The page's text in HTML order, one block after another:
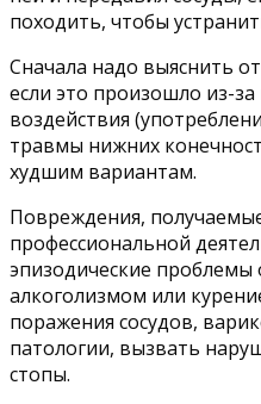
походить, чтобы
Сначала надо выяснить
если это произошло из-
воздействия
травмы нижних
худшим вариантам.
Повреждения,
профессиональной
эпизодические
алкоголизмом или
поражения сосудов,
патологии, вызвать
стопы.